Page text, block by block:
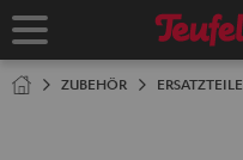
Startseite
ZUBEHÖR ERSATZTEILE